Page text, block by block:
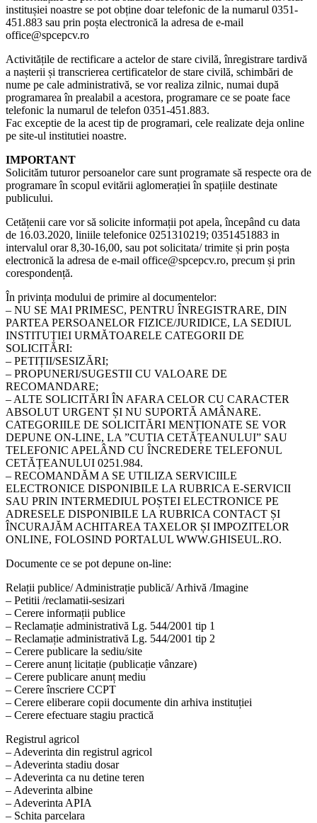
institușiei noastre se pot obține doar telefonic de la numarul 0351-
451.883 sau prin poșta electronică la adresa de e-mail
office@spcepcv.ro
Activitățile de rectificare a actelor de stare civilă, înregistrare tardivă
a nașterii și transcrierea certificatelor de stare civilă, schimbări de
nume pe cale administrativă, se vor realiza zilnic, numai după
programarea în prealabil a acestora, programare ce se poate face
telefonic la numarul de telefon 0351-451.883.
Fac exceptie de la acest tip de programari, cele realizate deja online
pe site-ul institutiei noastre.
IMPORTANT
Solicităm tuturor persoanelor care sunt programate să respecte ora de
programare în scopul evitării aglomerației în spațiile destinate
publicului.
Cetățenii care vor să solicite informații pot apela, începând cu data
de 16.03.2020, liniile telefonice 0251310219; 0351451883 in
intervalul orar 8,30-16,00, sau pot solicitata/ trimite și prin poșta
electronică la adresa de e-mail office@spcepcv.ro, precum și prin
corespondență.
În privința modului de primire al documentelor:
– NU SE MAI PRIMESC, PENTRU ÎNREGISTRARE, DIN
PARTEA PERSOANELOR FIZICE/JURIDICE, LA SEDIUL
INSTITUȚIEI URMĂTOARELE CATEGORII DE
SOLICITĂRI:
– PETIȚII/SESIZĂRI;
– PROPUNERI/SUGESTII CU VALOARE DE
RECOMANDARE;
– ALTE SOLICITĂRI ÎN AFARA CELOR CU CARACTER
ABSOLUT URGENT ȘI NU SUPORTĂ AMÂNARE.
CATEGORIILE DE SOLICITĂRI MENȚIONATE SE VOR
DEPUNE ON-LINE, LA ”CUTIA CETĂȚEANULUI” SAU
TELEFONIC APELÂND CU ÎNCREDERE TELEFONUL
CETĂȚEANULUI 0251.984.
– RECOMANDĂM A SE UTILIZA SERVICIILE
ELECTRONICE DISPONIBILE LA RUBRICA E-SERVICII
SAU PRIN INTERMEDIUL POȘTEI ELECTRONICE PE
ADRESELE DISPONIBILE LA RUBRICA CONTACT ȘI
ÎNCURAJĂM ACHITAREA TAXELOR ȘI IMPOZITELOR
ONLINE, FOLOSIND PORTALUL WWW.GHISEUL.RO.
Documente ce se pot depune on-line:
Relații publice/ Administrație publică/ Arhivă /Imagine
– Petitii /reclamatii-sesizari
– Cerere informații publice
– Reclamație administrativă Lg. 544/2001 tip 1
– Reclamație administrativă Lg. 544/2001 tip 2
– Cerere publicare la sediu/site
– Cerere anunț licitație (publicație vânzare)
– Cerere publicare anunț mediu
– Cerere înscriere CCPT
– Cerere eliberare copii documente din arhiva instituției
– Cerere efectuare stagiu practică
Registrul agricol
– Adeverinta din registrul agricol
– Adeverinta stadiu dosar
– Adeverinta ca nu detine teren
– Adeverinta albine
– Adeverinta APIA
– Schita parcelara